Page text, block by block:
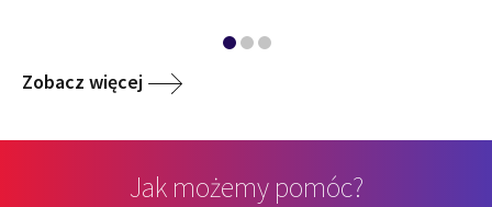
Zobacz więcej
Jak możemy pomóc?